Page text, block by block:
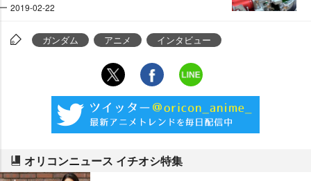
2019-02-22
ガンダム アニメ インタビュー
オリコンニュース イチオシ特集